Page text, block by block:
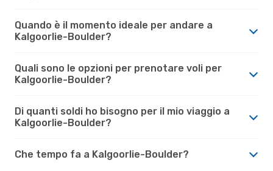
Quando è il momento ideale per andare a
Kalgoorlie-Boulder?
Quali sono le opzioni per prenotare voli per
Kalgoorlie-Boulder?
Di quanti soldi ho bisogno per il mio viaggio a
Kalgoorlie-Boulder?
Che tempo fa a Kalgoorlie-Boulder?